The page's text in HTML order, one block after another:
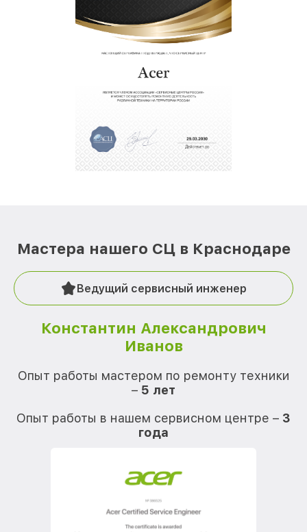
Мастера нашего СЦ в Краснодаре
Ведущий сервисный инженер
Константин Александрович
Иванов
Опыт работы мастером по ремонту техники
– 5 лет
Опыт работы в нашем сервисном центре – 3
года